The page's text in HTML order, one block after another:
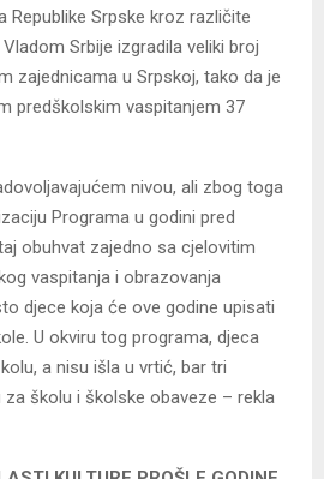
Republike Srpske kroz različite
Srbije izgradila veliki broj
zajednicama u Srpskoj, tako da je
predškolskim vaspitanjem 37
nivou, ali zbog toga
Programa u godini pred
obuhvat zajedno sa cjelovitim
vaspitanja i obrazovanja
djece koja će ove godine upisati
U okviru tog programa, djeca
a nisu išla u vrtić, bar tri
školu i školske obaveze – rekla